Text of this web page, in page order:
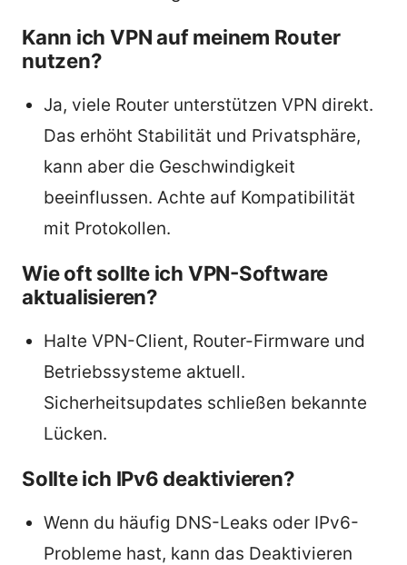
Kann ich VPN auf meinem Router
nutzen?
Ja, viele Router unterstützen VPN direkt.
Das erhöht Stabilität und Privatsphäre,
kann aber die Geschwindigkeit
beeinflussen. Achte auf Kompatibilität
mit Protokollen.
Wie oft sollte ich VPN-Software
aktualisieren?
Halte VPN-Client, Router-Firmware und
Betriebssysteme aktuell.
Sicherheitsupdates schließen bekannte
Lücken.
Sollte ich IPv6 deaktivieren?
Wenn du häufig DNS-Leaks oder IPv6-
Probleme hast, kann das Deaktivieren